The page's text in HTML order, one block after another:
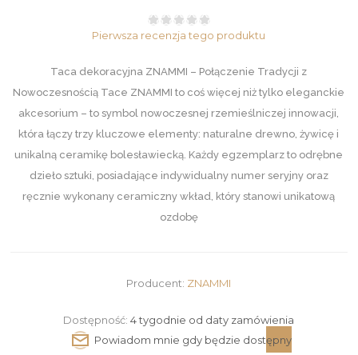
Pierwsza recenzja tego produktu
Taca dekoracyjna ZNAMMI – Połączenie Tradycji z
Nowoczesnością Tace ZNAMMI to coś więcej niż tylko eleganckie
akcesorium – to symbol nowoczesnej rzemieślniczej innowacji,
która łączy trzy kluczowe elementy: naturalne drewno, żywicę i
unikalną ceramikę bolesławiecką. Każdy egzemplarz to odrębne
dzieło sztuki, posiadające indywidualny numer seryjny oraz
ręcznie wykonany ceramiczny wkład, który stanowi unikatową
ozdobę
Producent: ZNAMMI
Dostępność: 4 tygodnie od daty zamówienia